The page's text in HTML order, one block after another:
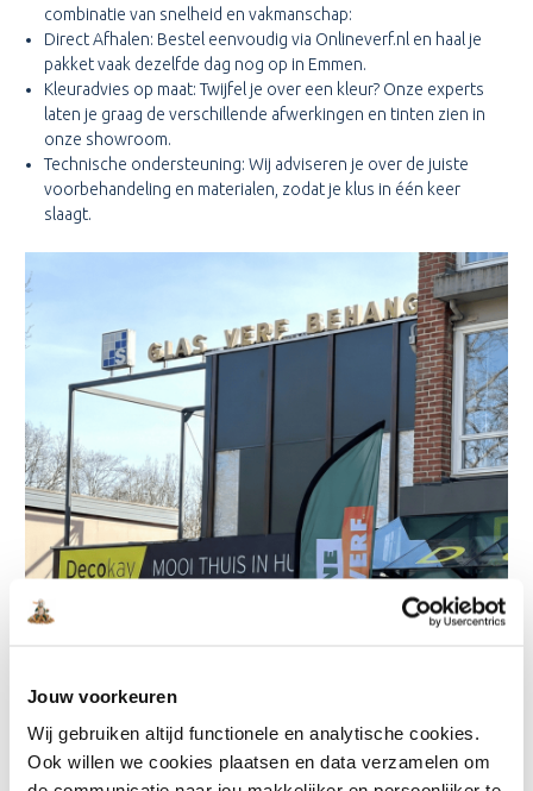
Jouw voorkeuren
Wij gebruiken altijd functionele en analytische cookies.
Ook willen we cookies plaatsen en data verzamelen om
combinatie van snelheid en vakmanschap:
Direct Afhalen: Bestel eenvoudig via Onlineverf.nl en haal je
pakket vaak dezelfde dag nog op in Emmen.
Kleuradvies op maat: Twijfel je over een kleur? Onze experts
laten je graag de verschillende afwerkingen en tinten zien in
onze showroom.
Technische ondersteuning: Wij adviseren je over de juiste
voorbehandeling en materialen, zodat je klus in één keer
slaagt.